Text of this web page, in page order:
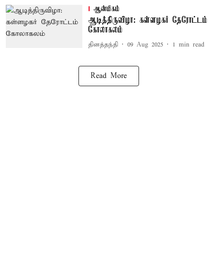
ஆன்மிகம்
ஆடித்திருவிழா: கள்ளழகர் தேரோட்டம்
கோலாகலம்
தினத்தந்தி 09 Aug 2025 1 min read
Read More